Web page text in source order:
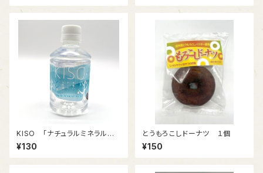
KISO 「ナチュラルミネラルウォ
ーター」280ml
¥130
とうもろこしドーナツ １個
¥150